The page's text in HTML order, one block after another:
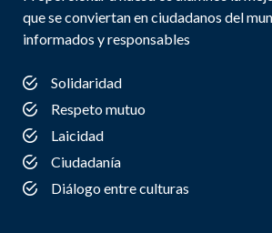
que se conviertan en ciudadanos del
informados y responsables
Solidaridad
Respeto mutuo
Laicidad
Ciudadanía
Diálogo entre culturas